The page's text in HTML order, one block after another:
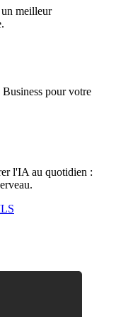
meilleur
pour votre
l'IA au quotidien :